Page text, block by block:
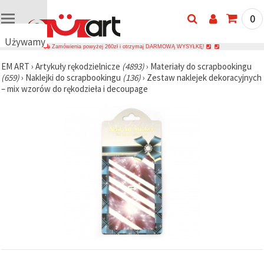
Używamy
cookie
🍪
Używamy
0
Zamówienia powyżej 260zł i otrzymaj DARMOWĄ WYSYŁKĘ!
EM ART › Artykuły rękodzielnicze (4893)› Materiały do scrapbookingu
(659)› Naklejki do scrapbookingu (136)› Zestaw naklejek dekoracyjnych
– mix wzorów do rękodzieła i decoupage